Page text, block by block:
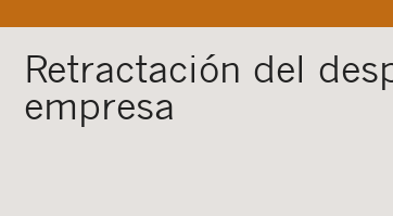
Retractación del
empresa